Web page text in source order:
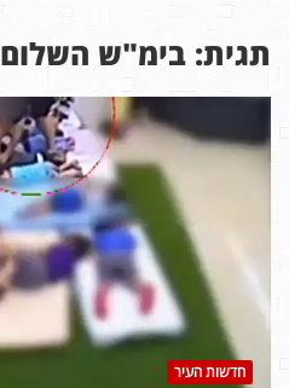
תגית: בימ"ש השלום
חדשות העיר